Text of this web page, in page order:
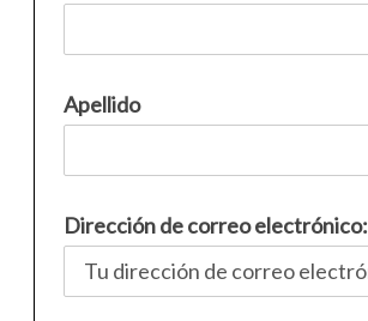
Apellido
Dirección de correo electrónico: